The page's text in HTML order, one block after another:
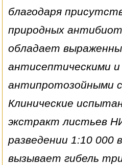
благодаря
природных
обладает
антисептическими и
антипротозойными
Клинические
экстракт листьев
разведении 1:10 000
вызывает гибель